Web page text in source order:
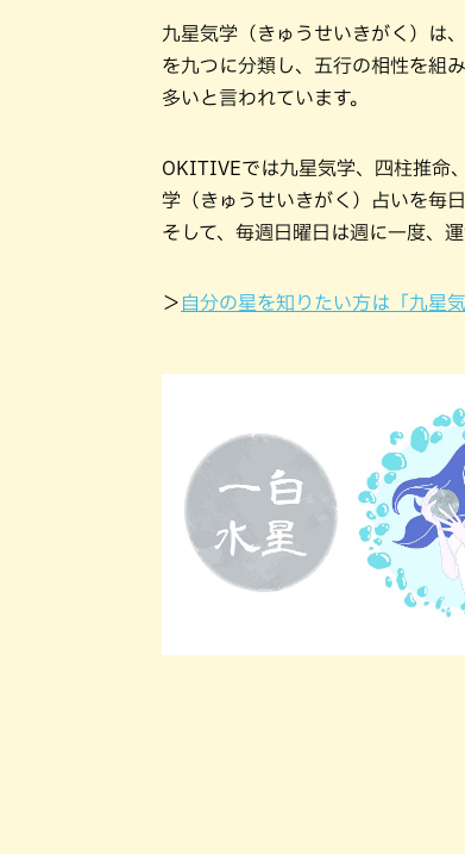
九星気学（きゅうせいきがく）は
を九つに分類し、五行の相性を組
多いと言われています。
OKITIVEでは九星気学、四柱推命
学（きゅうせいきがく）占いを毎日
そして、毎週日曜日は週に一度、
＞ 自分の星を知りたい方は「九星気